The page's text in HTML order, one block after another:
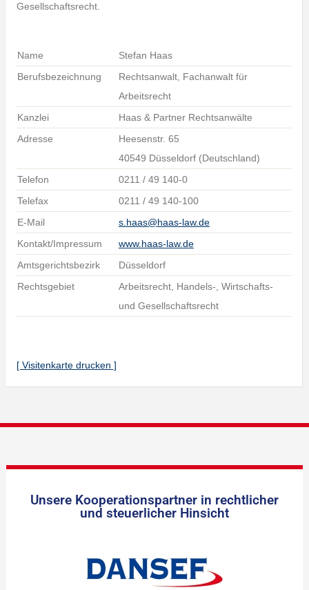
Gesellschaftsrecht.
Name
Stefan Haas
Berufsbezeichnung
Rechtsanwalt, Fachanwalt für
Arbeitsrecht
Kanzlei
Haas & Partner Rechtsanwälte
Adresse
Heesenstr. 65
40549 Düsseldorf (Deutschland)
Telefon
0211 / 49 140-0
Telefax
0211 / 49 140-100
E-Mail
s.haas@haas-law.de
Kontakt/Impressum
www.haas-law.de
Amtsgerichtsbezirk
Düsseldorf
Rechtsgebiet
Arbeitsrecht, Handels-, Wirtschafts-
und Gesellschaftsrecht
[ Visitenkarte drucken ]
Unsere Kooperationspartner in rechtlicher
und steuerlicher Hinsicht